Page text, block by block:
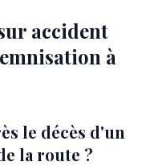
accident
à
le décès d'un
la route ?